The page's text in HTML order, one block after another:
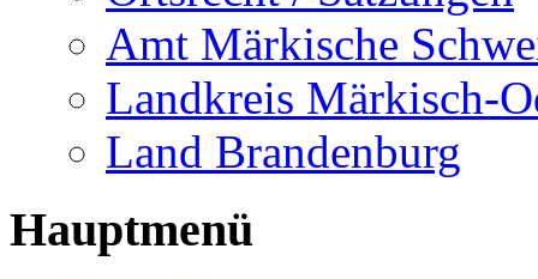
Amt Märkische
Landkreis Märkisch-
Land Brandenburg
Hauptmenü